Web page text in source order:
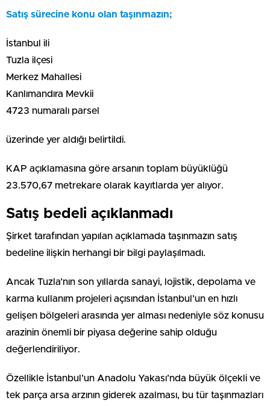
Satış sürecine konu olan taşınmazın;
İstanbul ili
Tuzla ilçesi
Merkez Mahallesi
Kanlımandıra Mevkii
4723 numaralı parsel
üzerinde yer aldığı belirtildi.
KAP açıklamasına göre arsanın toplam büyüklüğü
23.570,67 metrekare olarak kayıtlarda yer alıyor.
Satış bedeli açıklanmadı
Şirket tarafından yapılan açıklamada taşınmazın satış
bedeline ilişkin herhangi bir bilgi paylaşılmadı.
Ancak Tuzla’nın son yıllarda sanayi, lojistik, depolama ve
karma kullanım projeleri açısından İstanbul’un en hızlı
gelişen bölgeleri arasında yer alması nedeniyle söz konusu
arazinin önemli bir piyasa değerine sahip olduğu
değerlendiriliyor.
Özellikle İstanbul’un Anadolu Yakası’nda büyük ölçekli ve
tek parça arsa arzının giderek azalması, bu tür taşınmazları